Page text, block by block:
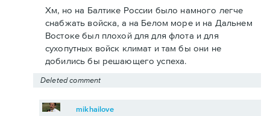
Хм, но на Балтике России было намного легче
снабжать войска, а на Белом море и на Дальнем
Востоке был плохой для для флота и для
сухопутных войск климат и там бы они не
добились бы решающего успеха.
Deleted comment
mikhailove